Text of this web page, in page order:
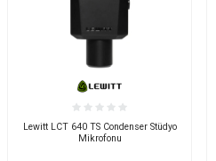
Lewitt LCT 640 TS Condenser Stüdyo
Mikrofonu